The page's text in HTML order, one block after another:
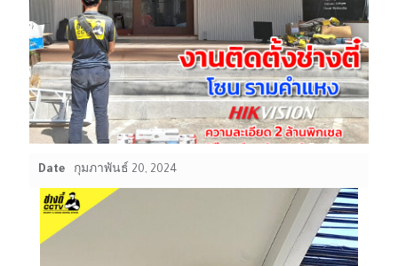
Date กุมภาพันธ์ 20, 2024